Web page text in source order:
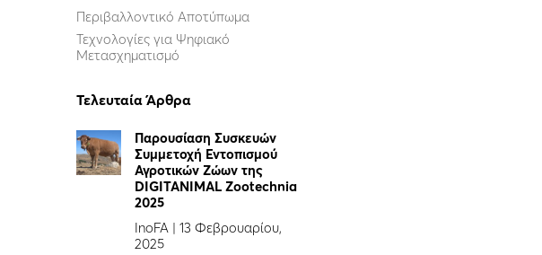
Περιβαλλοντικό Αποτύπωμα
Τεχνολογίες για Ψηφιακό
Μετασχηματισμό
Τελευταία Άρθρα
Παρουσίαση Συσκευών
Συμμετοχή Εντοπισμού
Αγροτικών Ζώων της
DIGITANIMAL Zootechnia
2025
InoFA |13 Φεβρουαρίου,
2025